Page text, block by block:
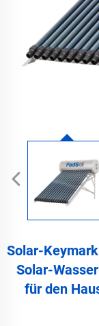
Solar-
Solar-
für den